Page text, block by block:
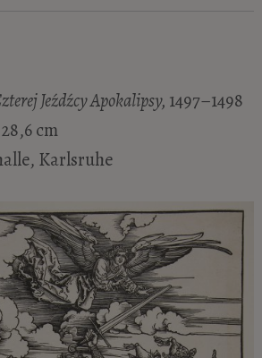
Jeźdźcy Apokalipsy, 1497–1498
cm
Karlsruhe